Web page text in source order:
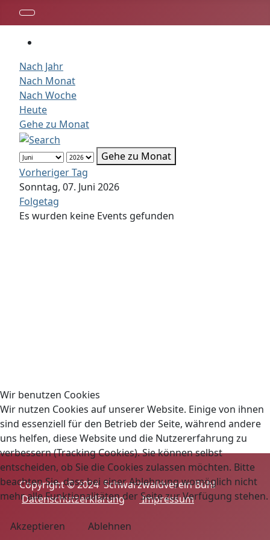
Nach Jahr
Nach Monat
Nach Woche
Heute
Gehe zu Monat
Gehe zu Monat
Vorheriger Tag
Sonntag, 07. Juni 2026
Folgetag
Es wurden keine Events gefunden
Copyright © 2024 Schwarzwaldverein Bühl
Datenschutzerklärung
Impressum
Wir benutzen Cookies
Wir nutzen Cookies auf unserer Website. Einige von ihnen
sind essenziell für den Betrieb der Seite, während andere
uns helfen, diese Website und die Nutzererfahrung zu
verbessern (Tracking Cookies). Sie können selbst
entscheiden, ob Sie die Cookies zulassen möchten. Bitte
beachten Sie, dass bei einer Ablehnung womöglich nicht
mehr alle Funktionalitäten der Seite zur Verfügung stehen.
Akzeptieren Ablehnen